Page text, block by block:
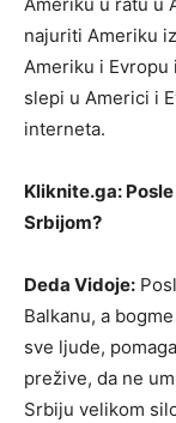
najuriti Ameriku
Ameriku i Evropu
slepi u Americi i
interneta.
Kliknite.ga:
Srbijom?
Deda Vidoje:
Balkanu, a
sve ljude,
prežive, da ne
Srbiju velikom